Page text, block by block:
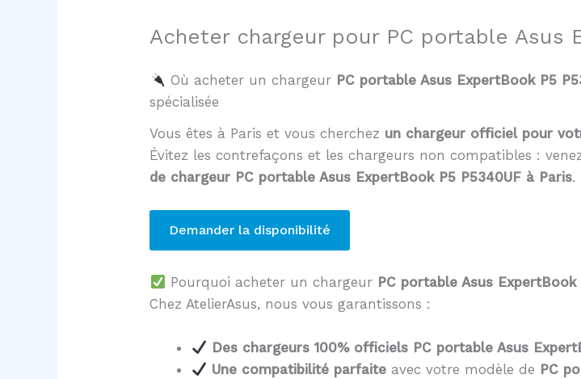
Acheter chargeur pour PC portable Asus
Où acheter un chargeur PC portable Asus ExpertBook P5
spécialisée
Vous êtes à Paris et vous cherchez un chargeur officiel pour
Évitez les contrefaçons et les chargeurs non compatibles :
de chargeur PC portable Asus ExpertBook P5 P5340UF à Paris.
Demander la disponibilité
Pourquoi acheter un chargeur PC portable Asus ExpertBook
Chez AtelierAsus, nous vous garantissons :
Des chargeurs 100% officiels PC portable Asus
Une compatibilité parfaiteavec votre modèle de PC